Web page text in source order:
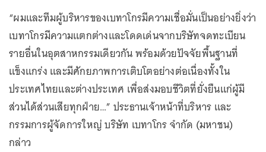
“ผมและทีมผู้บริหารของเบทาโกรมีความเชื่อมั่นเป็นอย่างยิ่งว่า
เบทาโกรมีความแตกต่างและโดดเด่นจากบริษัทจดทะเบียน
รายอื่นในอุตสาหกรรมเดียวกัน พร้อมด้วยปัจจัยพื้นฐานที่
แข็งแกร่ง และมีศักยภาพการเติบโตอย่างต่อเนื่องทั้งใน
ประเทศไทยและต่างประเทศ เพื่อส่งมอบชีวิตที่ยั่งยืนแก่ผู้มี
ส่วนได้ส่วนเสียทุกฝ่าย…” ประธานเจ้าหน้าที่บริหาร และ
กรรมการผู้จัดการใหญ่ บริษัท เบทาโกร จำกัด (มหาชน)
กล่าว